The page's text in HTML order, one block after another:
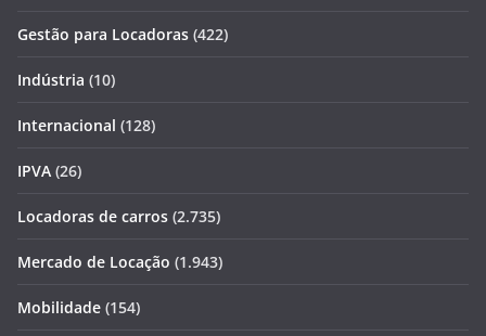
Gestão para Locadoras (422)
Indústria (10)
Internacional (128)
IPVA (26)
Locadoras de carros (2.735)
Mercado de Locação (1.943)
Mobilidade (154)